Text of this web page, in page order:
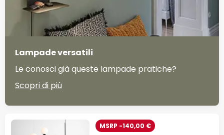
Lampade versatili
Le conosci già queste lampade pratiche?
Scopri di più
MSRP -140,00 €